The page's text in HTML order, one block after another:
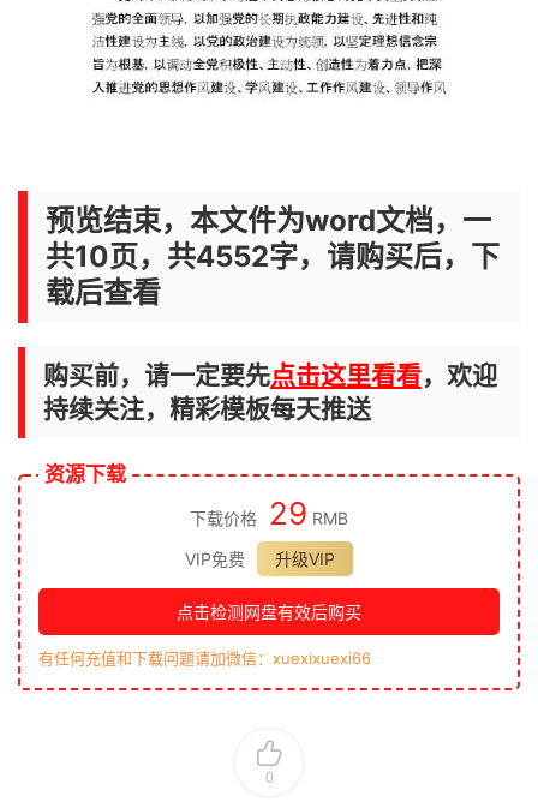
预览结束，本文件为word文档，一
共10页，共4552字，请购买后，下
载后查看
购买前，请一定要先点击这里看看，欢迎
持续关注，精彩模板每天推送
资源下载
下载价格 29 RMB
VIP免费
升级VIP
点击检测网盘有效后购买
有任何充值和下载问题请加微信：xuexixuexi66
0